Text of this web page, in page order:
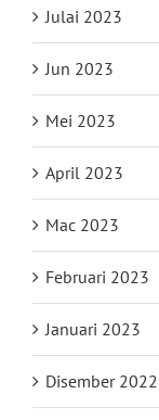
Julai 2023
Jun 2023
Mei 2023
April 2023
Mac 2023
Februari 2023
Januari 2023
Disember 2022